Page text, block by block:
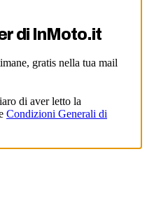
di InMoto.it
gratis nella tua mail
di aver letto la
Condizioni Generali di